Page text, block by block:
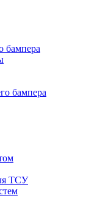
бампера
бампера
ТСУ